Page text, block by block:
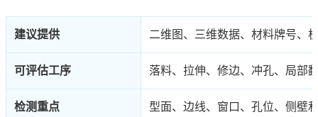
建议提供 二维图、三维数据、材料牌号、
可评估工序 落料、拉伸、修边、冲孔、局部
检测重点 型面、边线、窗口、孔位、侧壁